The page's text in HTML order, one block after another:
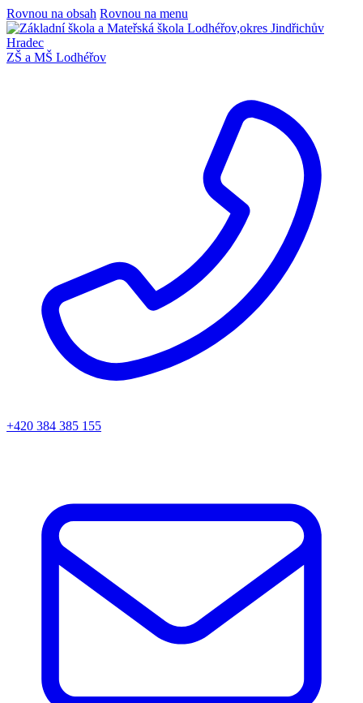
Rovnou na obsah Rovnou na menu
ZŠ a MŠ Lodhéřov
+420 384 385 155